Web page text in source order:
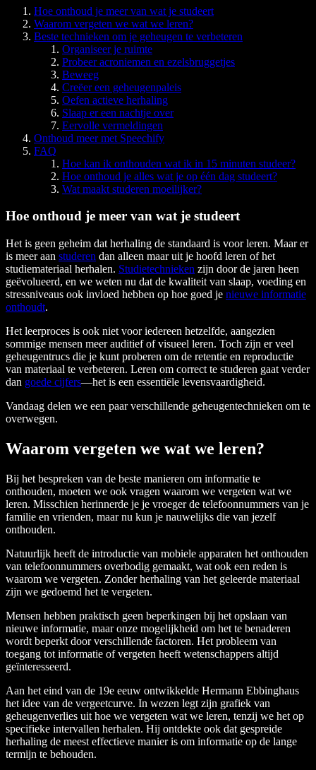
Hoe onthoud je meer van wat je studeert
Waarom vergeten we wat we leren?
Beste technieken om je geheugen te verbeteren
Organiseer je ruimte
Probeer acroniemen en ezelsbruggetjes
Beweeg
Creëer een geheugenpaleis
Oefen actieve herhaling
Slaap er een nachtje over
Eervolle vermeldingen
Onthoud meer met Speechify
FAQ
Hoe kan ik onthouden wat ik in 15 minuten studeer?
Hoe onthoud je alles wat je op één dag studeert?
Wat maakt studeren moeilijker?
Hoe onthoud je meer van wat je studeert
Het is geen geheim dat herhaling de standaard is voor leren. Maar er
is meer aan studeren dan alleen maar uit je hoofd leren of het
studiemateriaal herhalen. Studietechnieken zijn door de jaren heen
geëvolueerd, en we weten nu dat de kwaliteit van slaap, voeding en
stressniveaus ook invloed hebben op hoe goed je nieuwe informatie
onthoudt.
Het leerproces is ook niet voor iedereen hetzelfde, aangezien
sommige mensen meer auditief of visueel leren. Toch zijn er veel
geheugentrucs die je kunt proberen om de retentie en reproductie
van materiaal te verbeteren. Leren om correct te studeren gaat verder
dan goede cijfers—het is een essentiële levensvaardigheid.
Vandaag delen we een paar verschillende geheugentechnieken om te
overwegen.
Waarom vergeten we wat we leren?
Bij het bespreken van de beste manieren om informatie te
onthouden, moeten we ook vragen waarom we vergeten wat we
leren. Misschien herinnerde je je vroeger de telefoonnummers van je
familie en vrienden, maar nu kun je nauwelijks die van jezelf
onthouden.
Natuurlijk heeft de introductie van mobiele apparaten het onthouden
van telefoonnummers overbodig gemaakt, wat ook een reden is
waarom we vergeten. Zonder herhaling van het geleerde materiaal
zijn we gedoemd het te vergeten.
Mensen hebben praktisch geen beperkingen bij het opslaan van
nieuwe informatie, maar onze mogelijkheid om het te benaderen
wordt beperkt door verschillende factoren. Het probleem van
toegang tot informatie of vergeten heeft wetenschappers altijd
geïnteresseerd.
Aan het eind van de 19e eeuw ontwikkelde Hermann Ebbinghaus
het idee van de vergeetcurve. In wezen legt zijn grafiek van
geheugenverlies uit hoe we vergeten wat we leren, tenzij we het op
specifieke intervallen herhalen. Hij ontdekte ook dat gespreide
herhaling de meest effectieve manier is om informatie op de lange
termijn te behouden.